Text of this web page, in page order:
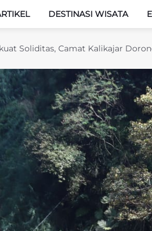
DESTINASI WISATA
Soliditas, Camat Kalikajar